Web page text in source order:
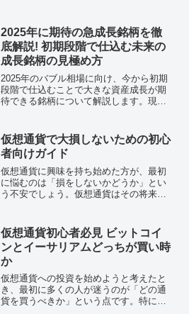
気があります。では、株と仮想通貨、初
心者が始めるならどちらが...
2025年に期待の急成長銘柄を徹
底解説! 初期段階で仕込む未来の
成長銘柄の見極め方
2025年のバブル相場に向け、今から初期
段階で仕込むことで大きな資産成長が期
待できる銘柄について解説します。現在
の見極め方について具体的にお伝えしま
す。将来性のある銘柄...
仮想通貨で大損しないための初心
者向けガイド
仮想通貨に興味を持ち始めた方が、最初
に悩むのは「損をしないかどうか」とい
う不安でしょう。仮想通貨はその将来性
者が仮想通貨投資を始める際によくある
失敗とその回避方法を詳し...
仮想通貨初心者必見 ビットコイ
ンとイーサリアムどっちが買い時
か
仮想通貨への投資を始めようと考えたと
き、最初に多くの人が迷うのが「どの通
貨を買うべきか」という点です。特にビ